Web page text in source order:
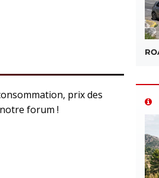
prix des
forum !